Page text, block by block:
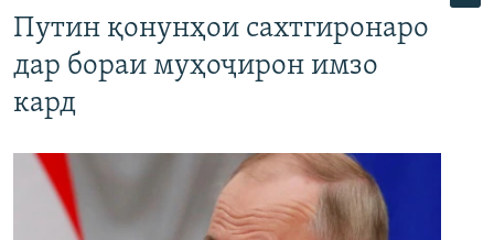
Путин қонунҳои сахтгиронаро
дар бораи муҳоҷирон имзо
кард